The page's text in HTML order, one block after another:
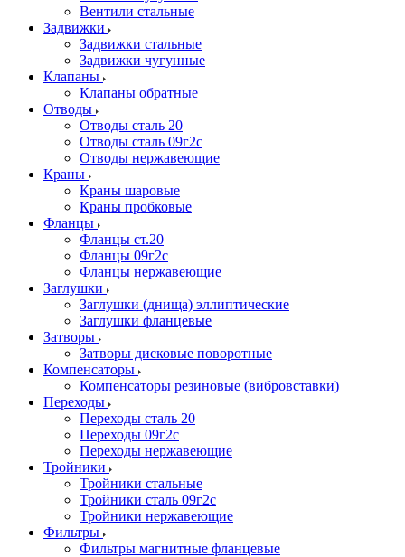
Вентили стальные
Задвижки
Задвижки стальные
Задвижки чугунные
Клапаны
Клапаны обратные
Отводы
Отводы сталь 20
Отводы сталь 09г2с
Отводы нержавеющие
Краны
Краны шаровые
Краны пробковые
Фланцы
Фланцы ст.20
Фланцы 09г2с
Фланцы нержавеющие
Заглушки
Заглушки (днища) эллиптические
Заглушки фланцевые
Затворы
Затворы дисковые поворотные
Компенсаторы
Компенсаторы резиновые (вибровставки)
Переходы
Переходы сталь 20
Переходы 09г2с
Переходы нержавеющие
Тройники
Тройники стальные
Тройники сталь 09г2с
Тройники нержавеющие
Фильтры
Фильтры магнитные фланцевые